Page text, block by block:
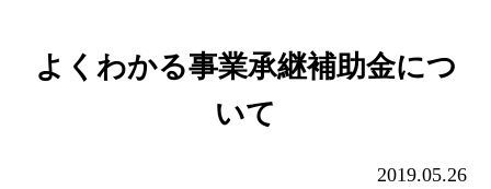
よくわかる事業承継補助金につ
いて
2019.05.26